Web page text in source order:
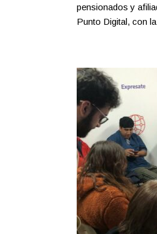
pensionados y
Punto Digital, con